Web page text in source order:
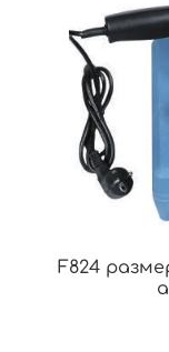
F824